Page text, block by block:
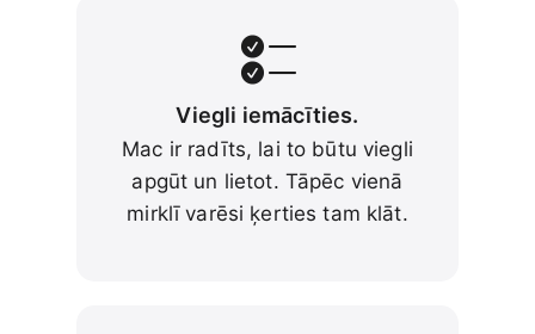
Viegli iemācīties.
Mac ir radīts, lai to būtu viegli
apgūt un lietot. Tāpēc vienā
mirklī varēsi ķerties tam klāt.